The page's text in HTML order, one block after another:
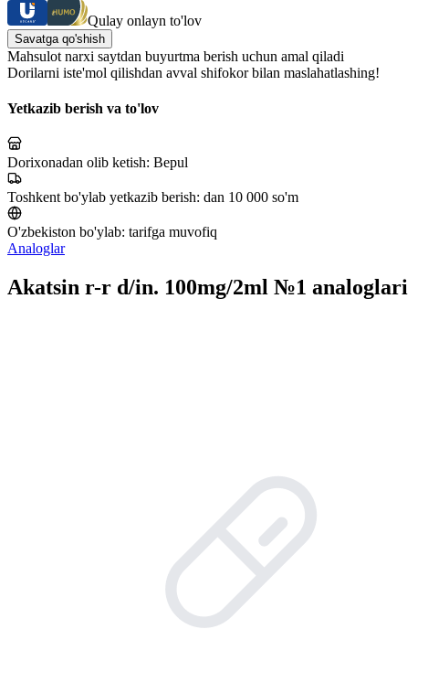
Qulay onlayn to'lov
Savatga qo'shish
Mahsulot narxi saytdan buyurtma berish uchun amal qiladi
Dorilarni iste'mol qilishdan avval shifokor bilan maslahatlashing!
Yetkazib berish va to'lov
Dorixonadan olib ketish: Bepul
Toshkent bo'ylab yetkazib berish: dan 10 000 so'm
O'zbekiston bo'ylab: tarifga muvofiq
Analoglar
Akatsin r-r d/in. 100mg/2ml №1 analoglari